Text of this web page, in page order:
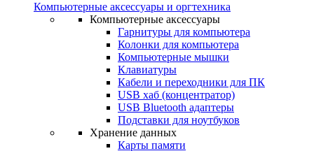
Компьютерные аксессуары и оргтехника
Компьютерные аксессуары
Гарнитуры для компьютера
Колонки для компьютера
Компьютерные мышки
Клавиатуры
Кабели и переходники для ПК
USB хаб (концентратор)
USB Bluetooth адаптеры
Подставки для ноутбуков
Хранение данных
Карты памяти